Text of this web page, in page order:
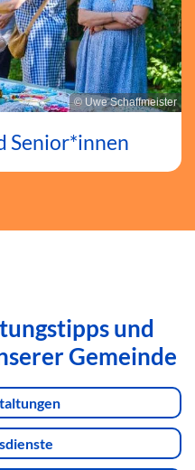
© Uwe Schaffmeister
Senior*innen
und
Gemeinde